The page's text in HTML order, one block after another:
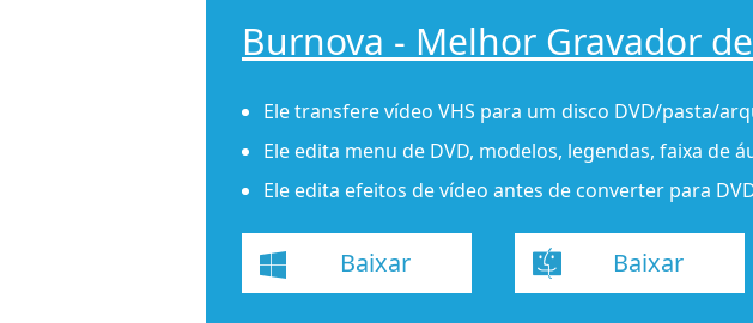
Burnova - Melhor Gravador
Ele transfere vídeo VHS para um disco DVD/pasta/
Ele edita menu de DVD, modelos, legendas, faixa de
Ele edita efeitos de vídeo antes de converter para
Baixar Baixar